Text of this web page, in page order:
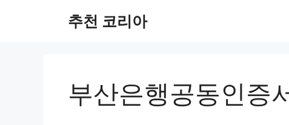
추천 코리아
부산은행공동인증